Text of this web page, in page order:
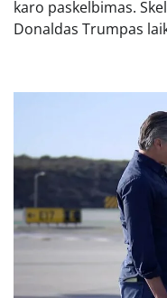
karo paskelbimas.
Donaldas Trumpas